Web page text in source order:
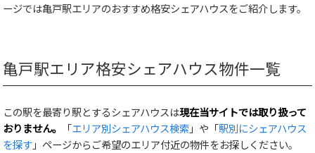
ージでは亀戸駅エリアのおすすめ格安シェアハウスをご紹介します。
亀戸駅エリア格安シェアハウス物件一覧
この駅を最寄り駅とするシェアハウスは現在当サイトでは取り扱って
おりません。
「エリア別シェアハウス検索」や「駅別にシェアハウス
を探す」ページからご希望のエリア付近の物件をお探しください。